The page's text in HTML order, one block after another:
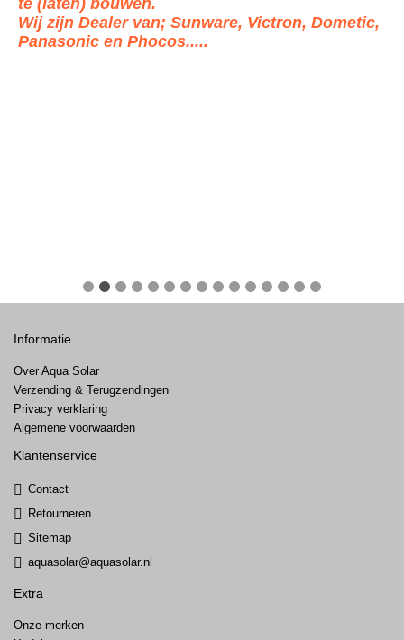
Wij zijn Dealer van; Sunware, Victron, Dometic,
Panasonic en Phocos.....
Informatie
Over Aqua Solar
Verzending & Terugzendingen
Privacy verklaring
Algemene voorwaarden
Klantenservice
Contact
Retourneren
Sitemap
aquasolar@aquasolar.nl
Extra
Onze merken